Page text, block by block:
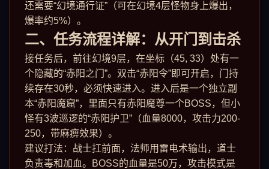
还需要“幻境通行证”（可在幻境4层怪物身上爆出，
爆率约5%）。
二、任务流程详解：从开门到击杀
接任务后，前往幻境9层，在坐标（45, 33）处有一
个隐藏的“赤阳之门”。双击“赤阳令”即可开启，门持
续存在30秒，必须快速进入。进入后是一个独立副
本“赤阳魔窟”，里面只有赤阳魔尊一个BOSS，但小
怪有3波巡逻的“赤阳护卫”（血量8000，攻击力200-
250，带麻痹效果）。
建议打法：战士扛前面，法师用雷电术输出，道士
负责毒和加血。BOSS的血量是50万，攻击模式是